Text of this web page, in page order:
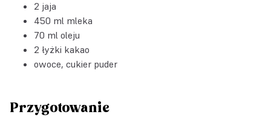
2 jaja
450 ml mleka
70 ml oleju
2 łyżki kakao
owoce, cukier puder
Przygotowanie